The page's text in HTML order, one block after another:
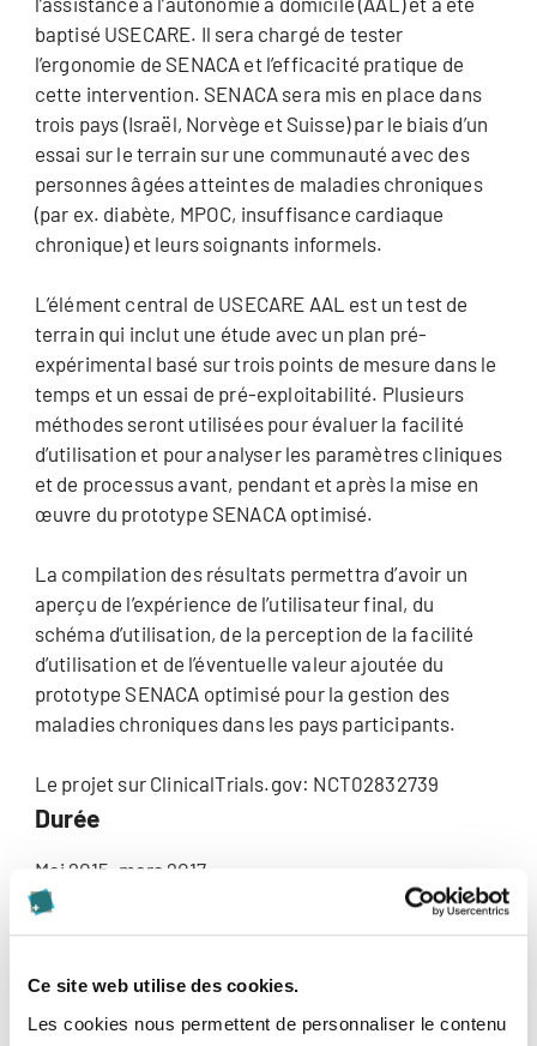
Ce site web utilise des cookies.
Les cookies nous permettent de personnaliser le contenu
baptisé USECARE. Il sera chargé de tester
l’ergonomie de SENACA et l’efficacité pratique de
cette intervention. SENACA sera mis en place dans
trois pays (Israël, Norvège et Suisse) par le biais d’un
essai sur le terrain sur une communauté avec des
personnes âgées atteintes de maladies chroniques
(par ex. diabète, MPOC, insuffisance cardiaque
chronique) et leurs soignants informels.
L’élément central de USECARE AAL est un test de
terrain qui inclut une étude avec un plan pré-
expérimental basé sur trois points de mesure dans le
temps et un essai de pré-exploitabilité. Plusieurs
méthodes seront utilisées pour évaluer la facilité
d’utilisation et pour analyser les paramètres cliniques
et de processus avant, pendant et après la mise en
œuvre du prototype SENACA optimisé.
La compilation des résultats permettra d’avoir un
aperçu de l’expérience de l’utilisateur final, du
schéma d’utilisation, de la perception de la facilité
d’utilisation et de l’éventuelle valeur ajoutée du
prototype SENACA optimisé pour la gestion des
maladies chroniques dans les pays participants.
Le projet sur ClinicalTrials.gov: NCT02832739
Durée
Mai 2015–mars 2017
Institutions
Institut für Pflegewissenschaft INS, Université de
Bâle, Bernoullistrasse 28, CH-4056 Bâle